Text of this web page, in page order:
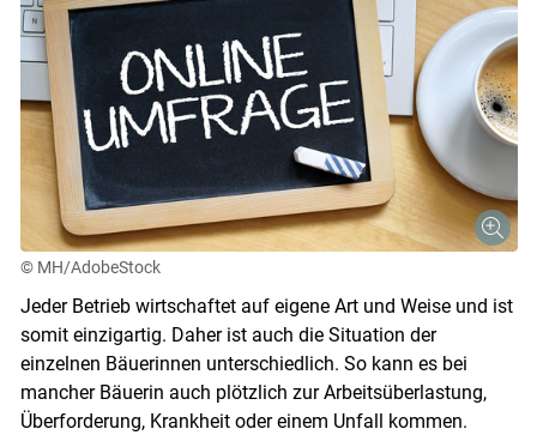
© MH/AdobeStock
Jeder Betrieb wirtschaftet auf eigene Art und Weise und ist
somit einzigartig. Daher ist auch die Situation der
einzelnen Bäuerinnen unterschiedlich. So kann es bei
mancher Bäuerin auch plötzlich zur Arbeitsüberlastung,
Überforderung, Krankheit oder einem Unfall kommen.